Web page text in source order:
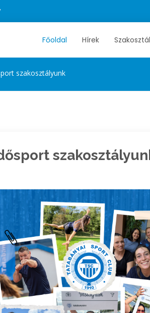
Főoldal Hírek
szakosztályunk